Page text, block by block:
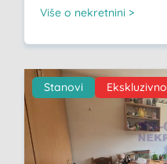
Više o nekretnini >
Stanovi Ekskluzivno